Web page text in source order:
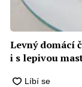
Levný domácí
i s lepivou